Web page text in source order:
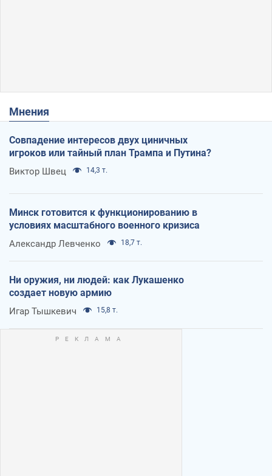
Мнения
Совпадение интересов двух циничных
игроков или тайный план Трампа и Путина?
Виктор Швец 14,3 т.
Минск готовится к функционированию в
условиях масштабного военного кризиса
Александр Левченко 18,7 т.
Ни оружия, ни людей: как Лукашенко
создает новую армию
Игар Тышкевич 15,8 т.